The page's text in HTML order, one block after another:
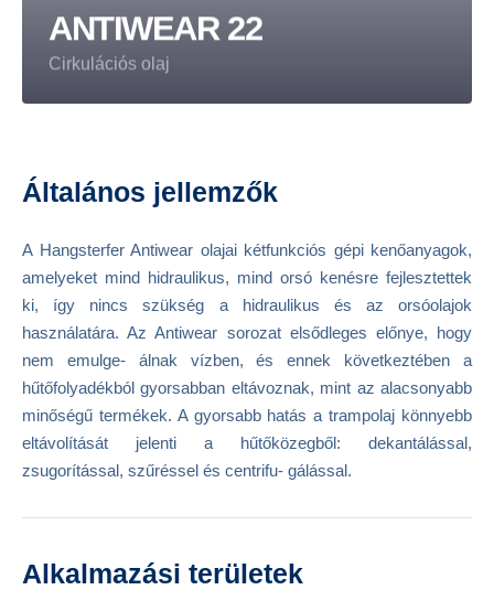
ANTIWEAR 22
Cirkulációs olaj
Általános jellemzők
A Hangsterfer Antiwear olajai kétfunkciós gépi kenőanyagok,
amelyeket mind hidraulikus, mind orsó kenésre fejlesztettek
ki, így nincs szükség a hidraulikus és az orsóolajok
használatára. Az Antiwear sorozat elsődleges előnye, hogy
nem emulge- álnak vízben, és ennek következtében a
hűtőfolyadékból gyorsabban eltávoznak, mint az alacsonyabb
minőségű termékek. A gyorsabb hatás a trampolaj könnyebb
eltávolítását jelenti a hűtőközegből: dekantálással,
zsugorítással, szűréssel és centrifu- gálással.
Alkalmazási területek